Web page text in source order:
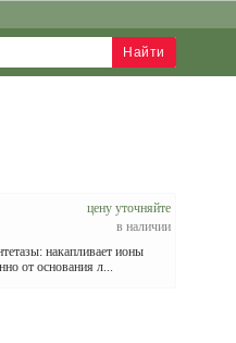
цену уточняйте
в наличии
накапливает ионы
от основания л...